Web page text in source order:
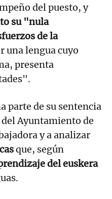
del puesto, y
su "nula
de la
una lengua cuyo
presenta
parte de su sentencia
Ayuntamiento de
y a analizar
que, según
del euskera